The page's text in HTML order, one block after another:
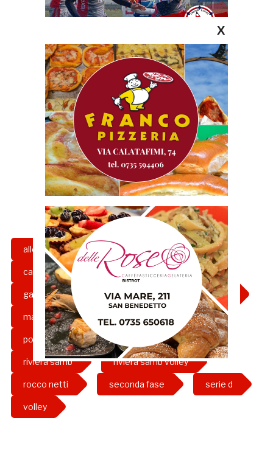
allenatore campionato
castelferretti coach cronaca
gazzetta rossoblu grb happy car
maschile pallavolo
poule promozione risultati
riviera samb riviera samb volley
rocco netti seconda fase serie d
volley
X